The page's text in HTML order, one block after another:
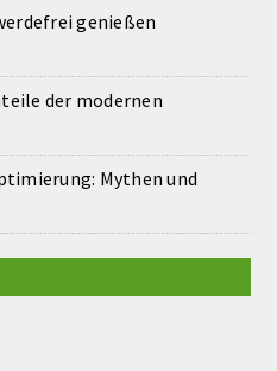
genießen
der modernen
Mythen und